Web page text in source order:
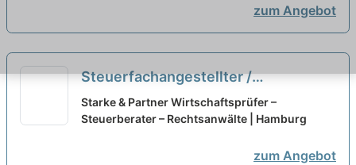
zum Angebot
Steuerfachangestellter /
Steuerfachwirt / Bilanzbuchhalter
(m/w/d) neu
Starke & Partner Wirtschaftsprüfer –
Steuerberater – Rechtsanwälte | Hamburg
zum Angebot